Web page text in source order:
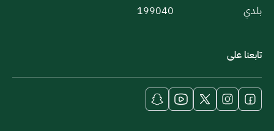
بلدي
199040
تابعنا على